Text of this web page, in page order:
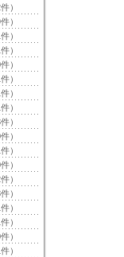
）
）
）
）
）
）
）
）
）
）
）
）
）
）
）
）
）
）